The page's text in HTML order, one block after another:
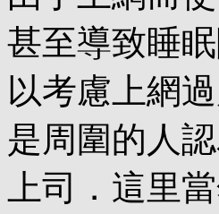
甚至導致睡
以考慮上網
是周圍的人
上司．這里